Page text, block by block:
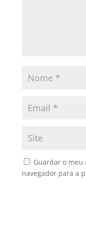
Guardar o meu
navegador para a